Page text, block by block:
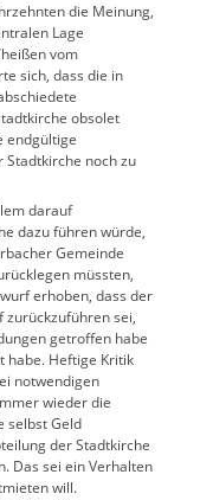
die Meinung,
Lage
vom
sich, dass die in
obsolet
endgültige
Stadtkirche noch zu
darauf
dazu führen würde,
Gemeinde
müssten,
erhoben, dass der
zurückzuführen sei,
getroffen habe
habe. Heftige Kritik
notwendigen
wieder die
selbst Geld
der Stadtkirche
Das sei ein Verhalten
will.